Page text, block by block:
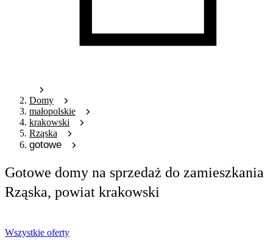
Domy
małopolskie
krakowski
Rząska
gotowe
Gotowe domy na sprzedaż do zamieszkania
Rząska, powiat krakowski
Wszystkie oferty